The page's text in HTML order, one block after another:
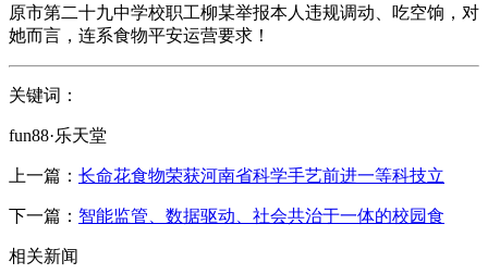
原市第二十九中学校职工柳某举报本人违规调动、吃空饷，对
她而言，连系食物平安运营要求！
关键词：
fun88·乐天堂
上一篇： 长命花食物荣获河南省科学手艺前进一等科技立
下一篇： 智能监管、数据驱动、社会共治于一体的校园食
相关新闻